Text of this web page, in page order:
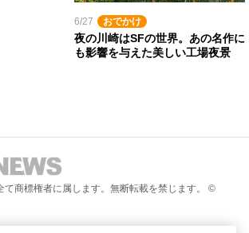
6/27 おでかけ
夜の川崎はSFの世界。あの名作に
も影響を与えた美しい工場夜景
て商標権者に属します。無断転載を禁じます。 ©